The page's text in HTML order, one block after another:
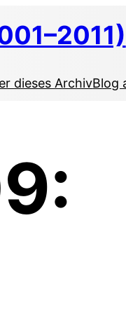
dieses ArchivBlog